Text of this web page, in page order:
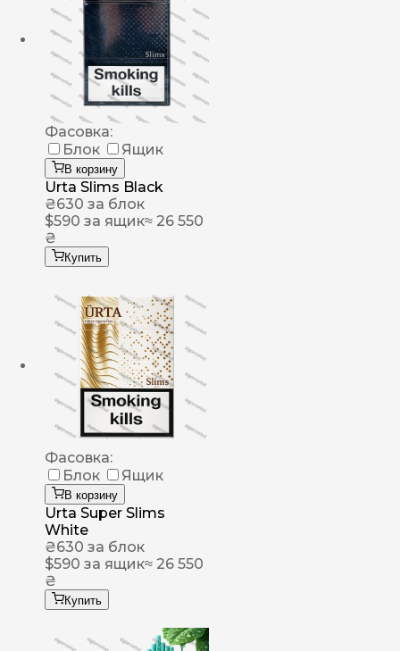
Фасовка:
Блок
Ящик
В корзину
Urta Slims Black
₴630 за блок
$590 за ящик≈ 26 550
₴
Купить
Фасовка:
Блок
Ящик
В корзину
Urta Super Slims
White
₴630 за блок
$590 за ящик≈ 26 550
₴
Купить